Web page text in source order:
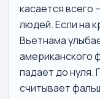
касается всего
людей. Если на
Вьетнама
американского
падает до нуля.
считывает